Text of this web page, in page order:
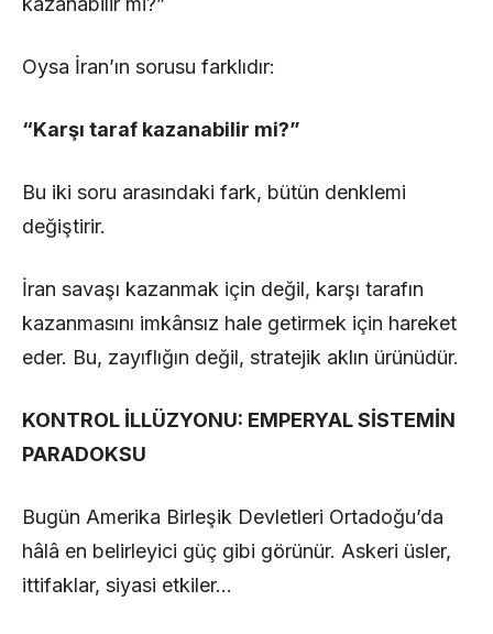
Oysa İran’ın sorusu farklıdır:
“Karşı taraf kazanabilir mi?”
Bu iki soru arasındaki fark, bütün denklemi
değiştirir.
İran savaşı kazanmak için değil, karşı tarafın
kazanmasını imkânsız hale getirmek için hareket
eder. Bu, zayıflığın değil, stratejik aklın ürünüdür.
KONTROL İLLÜZYONU: EMPERYAL SİSTEMİN
PARADOKSU
Bugün Amerika Birleşik Devletleri Ortadoğu’da
hâlâ en belirleyici güç gibi görünür. Askeri üsler,
ittifaklar, siyasi etkiler…